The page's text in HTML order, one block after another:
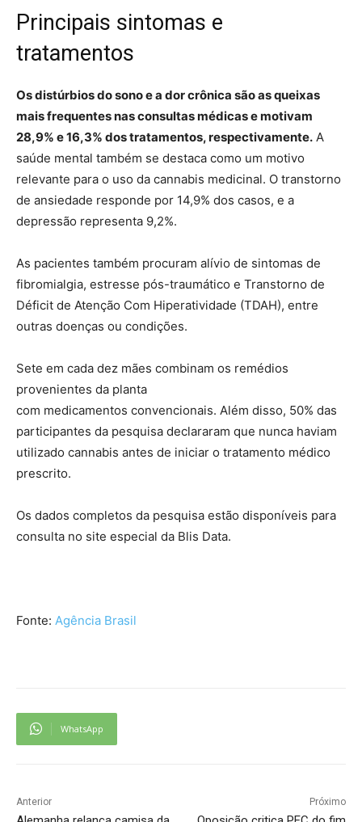
Principais sintomas e
tratamentos
Os distúrbios do sono e a dor crônica são as queixas
mais frequentes nas consultas médicas e motivam
28,9% e 16,3% dos tratamentos, respectivamente. A
saúde mental também se destaca como um motivo
relevante para o uso da cannabis medicinal. O transtorno
de ansiedade responde por 14,9% dos casos, e a
depressão representa 9,2%.
As pacientes também procuram alívio de sintomas de
fibromialgia, estresse pós-traumático e Transtorno de
Déficit de Atenção Com Hiperatividade (TDAH), entre
outras doenças ou condições.
Sete em cada dez mães combinam os remédios
provenientes da planta
com medicamentos convencionais. Além disso, 50% das
participantes da pesquisa declararam que nunca haviam
utilizado cannabis antes de iniciar o tratamento médico
prescrito.
Os dados completos da pesquisa estão disponíveis para
consulta no site especial da Blis Data.
Fonte: Agência Brasil
WhatsApp
Anterior Próximo